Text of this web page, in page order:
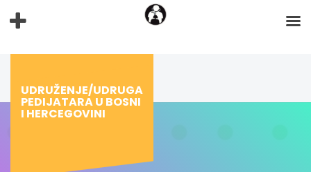
na
UDRUŽENJE/UDRUGA
PEDIJATARA U BOSNI
I HERCEGOVINI